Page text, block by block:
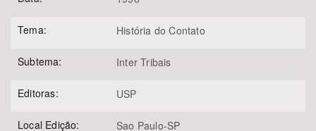
Tema: História do Contato
Subtema: Inter Tribais
Editoras: USP
Local Edição: Sao Paulo-SP